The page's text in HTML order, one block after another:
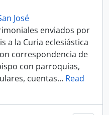
José
enviados por
a la Curia eclesiástica
correspondencia de
con parroquias,
cuentas… Read